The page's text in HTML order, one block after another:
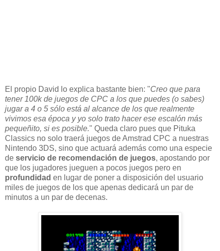
El propio David lo explica bastante bien: "Creo que para
tener 100k de juegos de CPC a los que puedes (o sabes)
jugar a 4 o 5 sólo está al alcance de los que realmente
vivimos esa época y yo solo trato hacer ese escalón más
pequeñito, si es posible." Queda claro pues que Pituka
Classics no solo traerá juegos de Amstrad CPC a nuestras
Nintendo 3DS, sino que actuará además como una especie
de servicio de recomendación de juegos, apostando por
que los jugadores jueguen a pocos juegos pero en
profundidad en lugar de poner a disposición del usuario
miles de juegos de los que apenas dedicará un par de
minutos a un par de decenas.